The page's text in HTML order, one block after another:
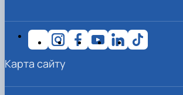
Карта сайту